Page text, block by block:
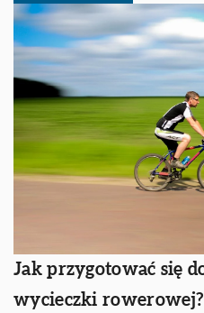
Jak przygotować się
wycieczki rowerowej?